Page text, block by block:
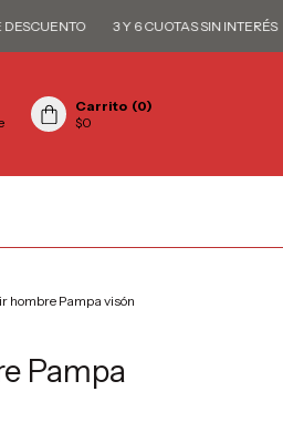
3 Y 6 CUOTAS SIN INTERÉS
Carrito (0)
$0
hombre Pampa visón
Pampa